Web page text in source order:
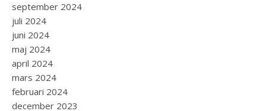
september 2024
juli 2024
juni 2024
maj 2024
april 2024
mars 2024
februari 2024
december 2023